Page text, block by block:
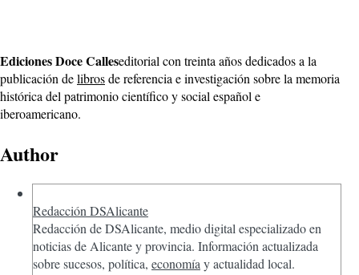
Ediciones Doce Calleseditorial con treinta años dedicados a la
publicación delibrosde referencia e investigación sobre la memoria
histórica del patrimonio científico y social español e
iberoamericano.
Author
Redacción DSAlicante
Redacción de DSAlicante, medio digital especializado en
noticias de Alicante y provincia. Información actualizada
sobre sucesos, política, economía y actualidad local.